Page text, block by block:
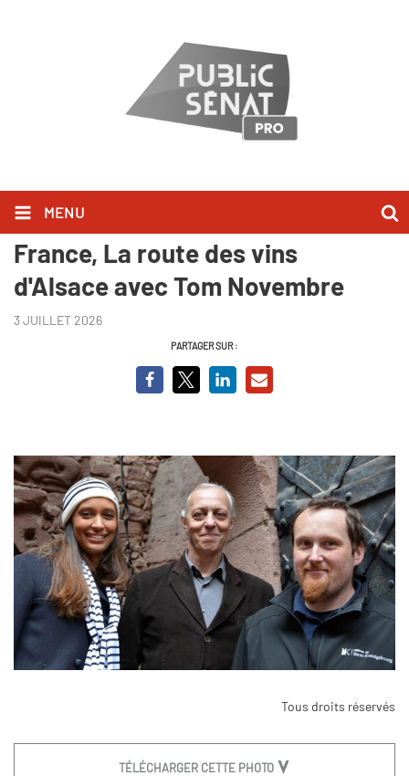
MENU
Sur les routes mythiques de
France, La route des vins
d'Alsace avec Tom Novembre
3 JUILLET 2026
PARTAGER SUR :
Tous droits réservés
TÉLÉCHARGER CETTE PHOTO